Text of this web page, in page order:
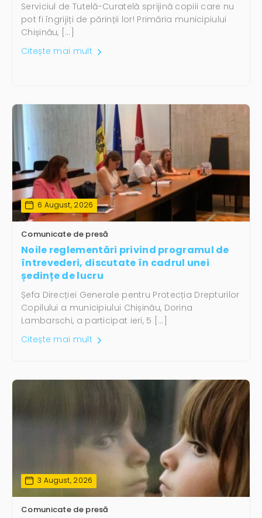
Serviciul de Tutelă-Curatelă sprijină copiii care nu
pot fi îngrijiți de părinții lor! Primăria municipiului
Chișinău, […]
Citește mai mult
6 August, 2026
Comunicate de presă
Noile reglementări privind programul de
întrevederi, discutate în cadrul unei
ședințe de lucru
Șefa Direcției Generale pentru Protecția Drepturilor
Copilului a municipiului Chișinău, Dorina
Lambarschi, a participat ieri, 5 […]
Citește mai mult
3 August, 2026
Comunicate de presă